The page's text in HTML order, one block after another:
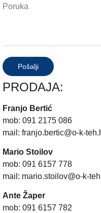
Pošalji
PRODAJA:
Franjo Bertić
mob: 091 2175 086
mail: franjo.bertic@o-k-
Mario Stoilov
mob: 091 6157 778
mail: mario.stoilov@o-k-
Ante Žaper
mob: 091 6157 782